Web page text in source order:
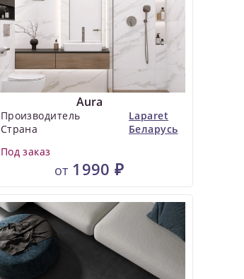
Aura
Производитель
Laparet
Страна
Беларусь
Под заказ
от 1990 ₽